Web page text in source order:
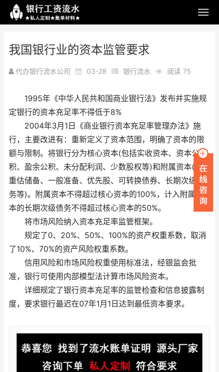
我国银行业的资本监管要求
代办银行流水公司 03-28 银行流水 阅读 75
1995年《中华人民共和国商业银行法》发布并实施规
定银行的资本充足率不得低于8%
2004年3月1日《商业银行资本充足率管理办法》施
行，主要改进有：重新定义了资本范围，明确了资本的限
额与限制。将银行分为核心资本(包括实收资本、资本公
积、盈余公积、未分配利润、少数股权等)和附属资本(包括
重估储备、一般准备、优先股、可转换债券、长期次级债
务等)。附属资本不得超过核心资本的100%，计入附属资
本的长期次级债务不得超过核心资本的50%。
将市场风险纳入资本充足率监管框架。
规定了0、20%、50%、100%的资产权重系数，取消
了10%、70%的资产风险权重系数。
信用风险和市场风险权重使用标准法，经银监会批
准，银行可使用内部模型法计算市场风险资本。
详细规定了银行资本充足率的监管检查和信息披露制
度，要求银行最迟在07年1月1日达到最低资本要求。